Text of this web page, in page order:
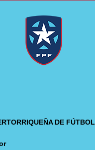
DE FÚTBOL